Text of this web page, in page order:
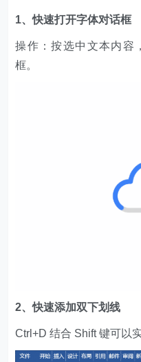
1、快速打开字体对话框
操作：按选中文本内容
框。
2、快速添加双下划线
Ctrl+D 结合 Shift 键可以